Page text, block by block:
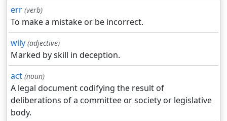
err (verb)
To make a mistake or be incorrect.
wily (adjective)
Marked by skill in deception.
act (noun)
A legal document codifying the result of
deliberations of a committee or society or legislative
body.